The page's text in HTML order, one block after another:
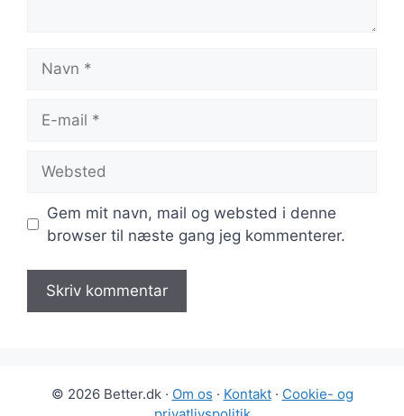
mail
Gem mit navn, mail og websted i denne
browser til næste gang jeg kommenterer.
© 2026 Better.dk · Om os · Kontakt· Cookie- og